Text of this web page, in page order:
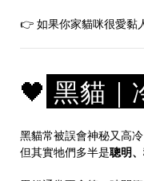
👉 如果你家貓咪很愛黏
🖤 黑貓｜
黑貓常被誤會神秘又高冷
但其實牠們多半是聰明